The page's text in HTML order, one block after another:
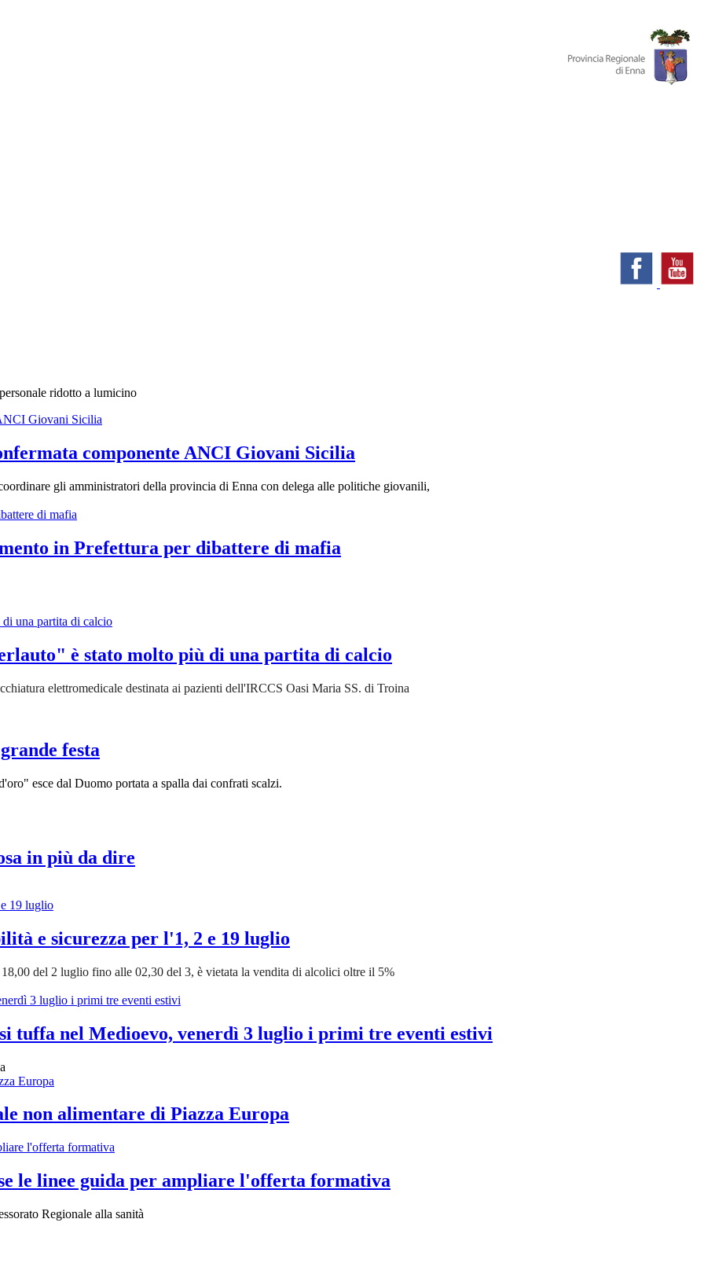
ridotto a lumicino
componente ANCI Giovani Sicilia
gli amministratori della provincia di Enna con delega alle politiche giovanili,
in Prefettura per dibattere di mafia
è stato molto più di una partita di calcio
elettromedicale destinata ai pazienti dell'IRCCS Oasi Maria SS. di Troina
festa
esce dal Duomo portata a spalla dai confrati scalzi.
in più da dire
e sicurezza per l'1, 2 e 19 luglio
del 2 luglio fino alle 02,30 del 3, è vietata la vendita di alcolici oltre il 5%
tuffa nel Medioevo, venerdì 3 luglio i primi tre eventi estivi
non alimentare di Piazza Europa
le linee guida per ampliare l'offerta formativa
Regionale alla sanità